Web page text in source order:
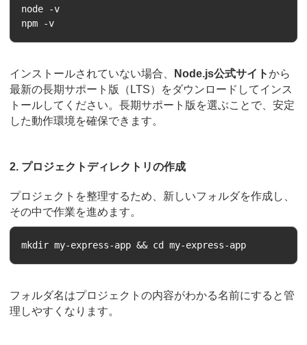
node -v
インストールされていない場合、 Node.js公式サイトから
最新の長期サポート版（LTS）をダウンロードしてインス
トールしてください。長期サポート版を選ぶことで、安定
した動作環境を確保できます。
2. プロジェクトディレクトリの作成
プロジェクトを整理するため、新しいフォルダを作成し、
その中で作業を進めます。
フォルダ名はプロジェクトの内容がわかる名前にすると管
理しやすくなります。